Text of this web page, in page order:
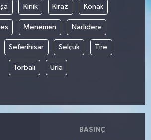
Kınık Kiraz Konak
Menemen Narlıdere
Seferihisar Selçuk Tire
Torbalı Urla
BASINÇ